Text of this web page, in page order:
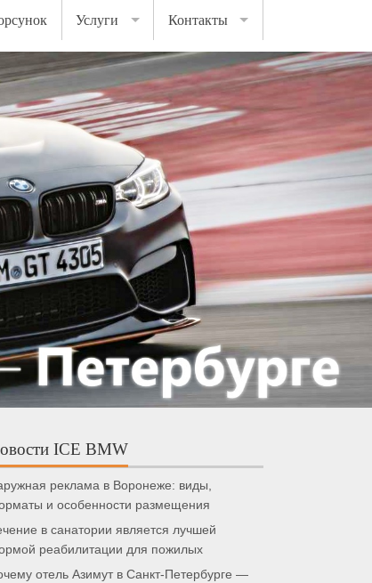
Услуги Контакты
ICE BMW
реклама в Воронеже: виды,
и особенности размещения
в санатории является лучшей
реабилитации для пожилых
отель Азимут в Санкт-Петербурге —